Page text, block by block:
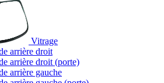
Vitrage
arrière droit
arrière droit (porte)
arrière gauche